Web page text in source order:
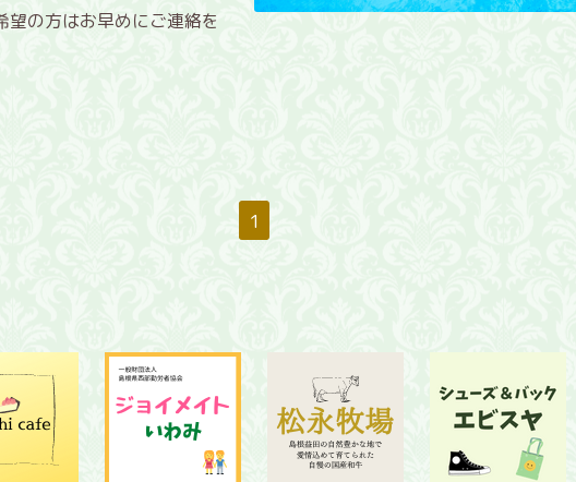
の方はお早めにご連絡を
1